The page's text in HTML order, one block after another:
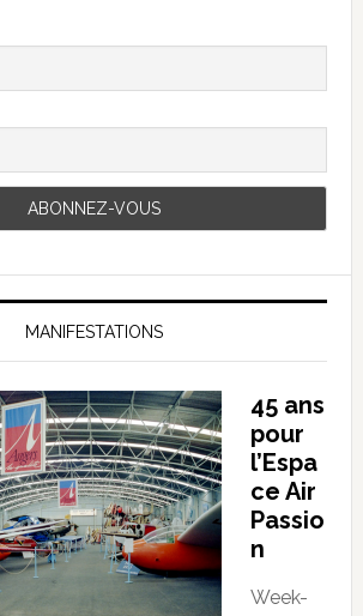
MANIFESTATIONS
45 ans
pour
l’Espa
ce Air
Passio
n
Week-